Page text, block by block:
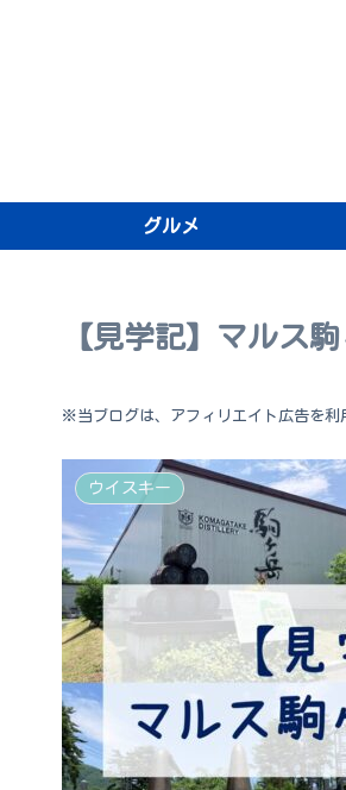
グルメ
【見学記】マルス
※当ブログは、アフィリエイト広告を利
ウイスキー